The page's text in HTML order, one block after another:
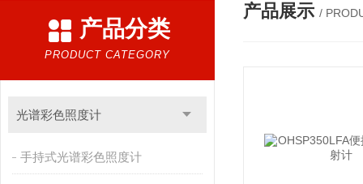
产品分类
PRODUCT CATEGORY
光谱彩色照度计
手持式光谱彩色照度计
产品展示 /